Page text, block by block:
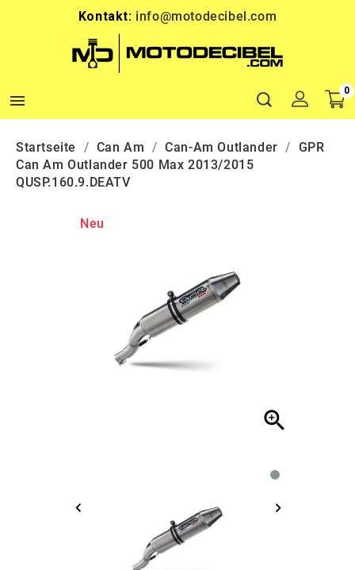
Kontakt: info@motodecibel.com

0
Startseite Can Am Can-Am Outlander
GPR
Can Am Outlander 500 Max 2013/2015
QUSP.160.9.DEATV
Neu
